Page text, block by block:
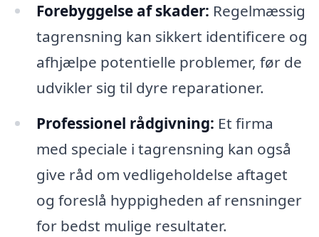
Forebyggelse af skader: Regelmæssig
tagrensning kan sikkert identificere og
afhjælpe potentielle problemer, før de
udvikler sig til dyre reparationer.
Professionel rådgivning: Et firma
med speciale i tagrensning kan også
give råd om vedligeholdelse aftaget
og foreslå hyppigheden af rensninger
for bedst mulige resultater.